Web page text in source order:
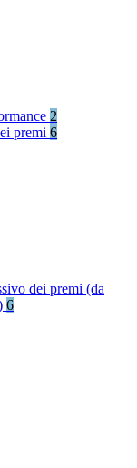
2
premi 6
dei premi (da
6